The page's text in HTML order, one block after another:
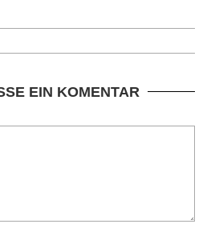
EIN KOMENTAR